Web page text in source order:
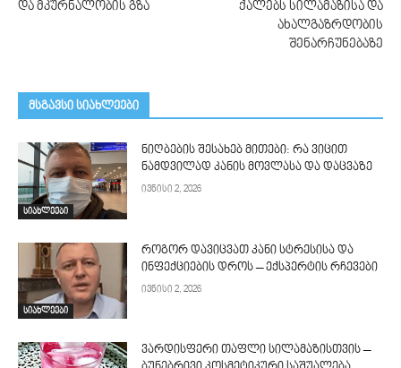
და მკურნალობის გზა
ქალებს სილამაზისა და
ახალგაზრდობის
შენარჩუნებაზე
მსგავსი სიახლეები
სიახლეები
ნიღბების შესახებ მითები: რა ვიცით
ნამდვილად კანის მოვლასა და დაცვაზე
ივნისი 2, 2026
სიახლეები
როგორ დავიცვათ კანი სტრესისა და
ინფექციების დროს – ექსპერტის რჩევები
ივნისი 2, 2026
ვარდისფერი თაფლი სილამაზისთვის –